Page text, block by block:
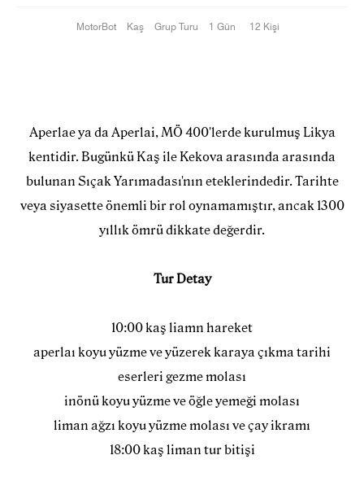
MotorBot Kaş Grup Turu 1 Gün 12 Kişi
Aperlae ya da Aperlai, MÖ 400'lerde kurulmuş Likya
kentidir. Bugünkü Kaş ile Kekova arasında arasında
bulunan Sıçak Yarımadası'nın eteklerindedir. Tarihte
veya siyasette önemli bir rol oynamamıştır, ancak 1300
yıllık ömrü dikkate değerdir.
Tur Detay
10:00 kaş liamn hareket
aperlaı koyu yüzme ve yüzerek karaya çıkma tarihi
eserleri gezme molası
inönü koyu yüzme ve öğle yemeği molası
liman ağzı koyu yüzme molası ve çay ikramı
18:00 kaş liman tur bitişi